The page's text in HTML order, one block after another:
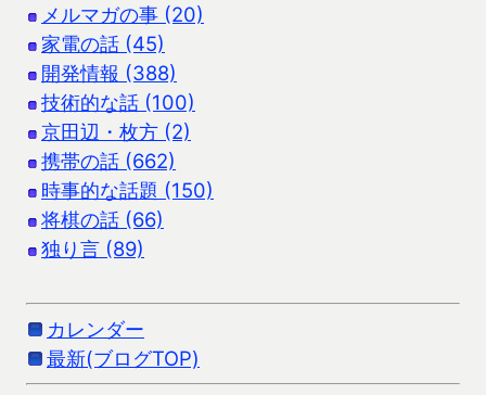
メルマガの事 (20)
家電の話 (45)
開発情報 (388)
技術的な話 (100)
京田辺・枚方 (2)
携帯の話 (662)
時事的な話題 (150)
将棋の話 (66)
独り言 (89)
カレンダー
最新(ブログTOP)